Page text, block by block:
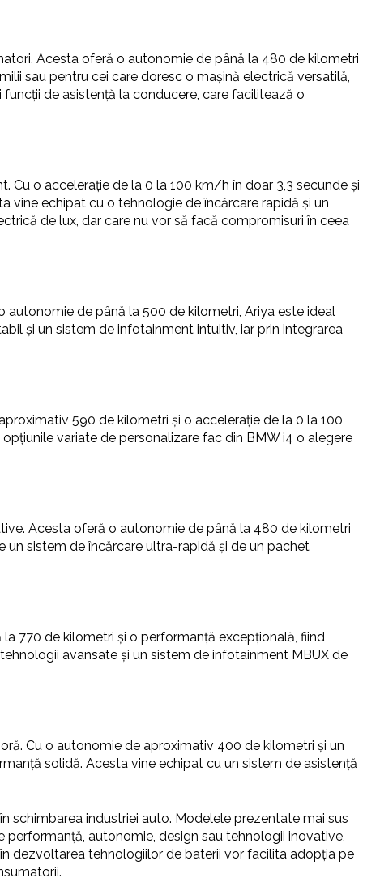
Acesta oferă o autonomie de până la 480 de kilometri
sau pentru cei care doresc o mașină electrică versatilă,
de asistență la conducere, care facilitează o
Cu o accelerație de la 0 la 100 km/h în doar 3,3 secunde și
vine echipat cu o tehnologie de încărcare rapidă și un
de lux, dar care nu vor să facă compromisuri în ceea
autonomie de până la 500 de kilometri, Ariya este ideal
și un sistem de infotainment intuitiv, iar prin integrarea
590 de kilometri și o accelerație de la 0 la 100
variate de personalizare fac din BMW i4 o alegere
Acesta oferă o autonomie de până la 480 de kilometri
un sistem de încărcare ultra-rapidă și de un pachet
770 de kilometri și o performanță excepțională, fiind
avansate și un sistem de infotainment MBUX de
Cu o autonomie de aproximativ 400 de kilometri și un
solidă. Acesta vine echipat cu un sistem de asistență
schimbarea industriei auto. Modelele prezentate mai sus
autonomie, design sau tehnologii inovative,
dezvoltarea tehnologiilor de baterii vor facilita adopția pe